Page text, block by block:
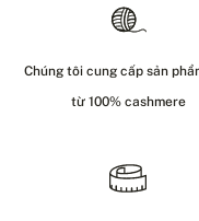
Chúng tôi cung cấp sản
từ 100% cashmere